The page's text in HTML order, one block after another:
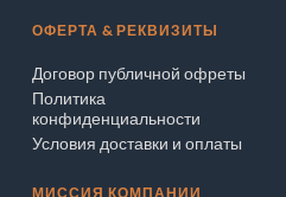
ОФЕРТА & РЕКВИЗИТЫ
Договор публичной офреты
Политика
конфиденциальности
Условия доставки и оплаты
МИССИЯ КОМПАНИИ